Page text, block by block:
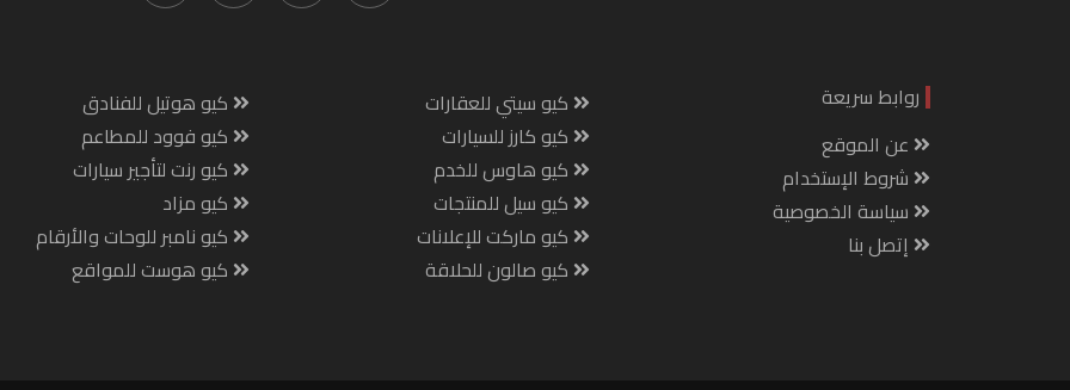
روابط سريعة
عن الموقع
شروط الإستخدام
سياسة الخصوصية
إتصل بنا
كيو سيتي للعقارات
كيو كارز للسيارات
كيو هاوس للخدم
كيو سيل للمنتجات
كيو ماركت للإعلانات
كيو صالون للحلاقة
كيو هوتيل للفنادق
كيو فوود للمطاعم
كيو رنت لتأجير سيارات
كيو مزاد
كيو نامبر للوحات والأرقام
كيو هوست للمواقع